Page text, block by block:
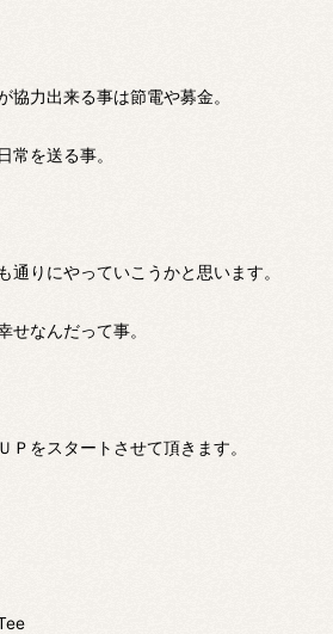
協力出来る事は節電や募金。
常を送る事。
通りにやっていこうかと思います。
せなんだって事。
Ｐをスタートさせて頂きます。